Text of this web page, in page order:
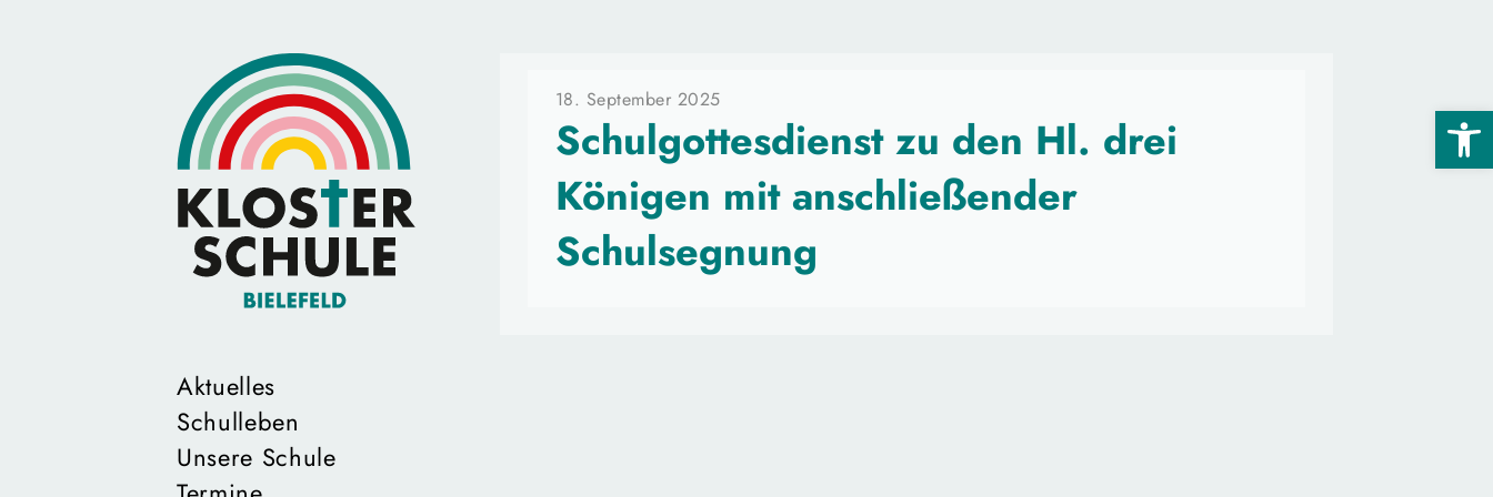
Aktuelles
Schulleben
Unsere Schule
18. September 2025
Schulgottesdienst zu den Hl. drei
Königen mit anschließender
Schulsegnung